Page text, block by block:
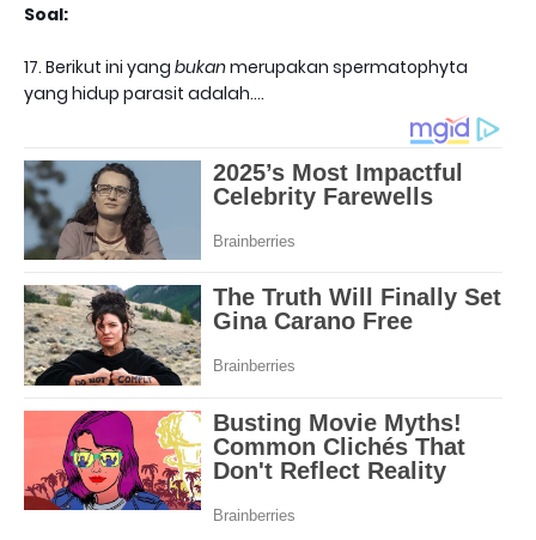
Soal:
17. Berikut ini yang bukanmerupakan spermatophyta
yang hidup parasit adalah....